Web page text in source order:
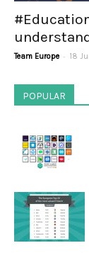
Team Europe - 18
POPULAR